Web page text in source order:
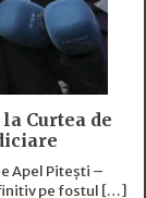
Curtea de
Apel Pitești –
pe fostul […]